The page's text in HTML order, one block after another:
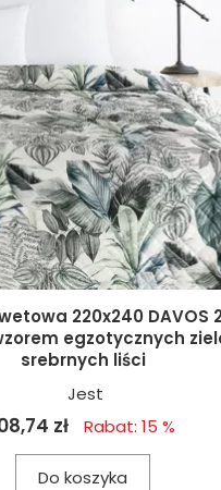
220x240 DAVOS
egzotycznych
srebrnych liści
Jest
zł Rabat: 15 %
Do koszyka